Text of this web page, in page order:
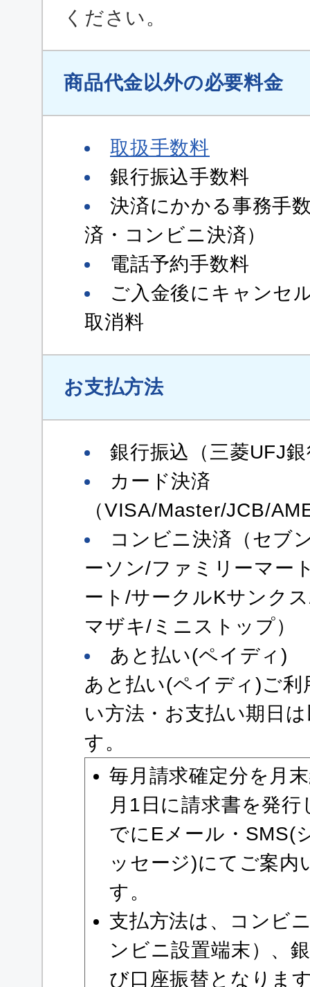
ください。
商品代金以外の必要料金
取扱手数料
銀行振込手数料
決済にかかる事務手
済・コンビニ決済）
電話予約手数料
ご入金後にキャンセ
取消料
お支払方法
銀行振込（三菱UFJ
カード決済
（VISA/Master/JCB/
コンビニ決済（セブ
ーソン/ファミリーマー
ート/サークルKサンク
マザキ/ミニストップ）
あと払い(ペイディ)
あと払い(ペイディ)ご利
い方法・お支払い期日
す。
毎月請求確定分を月
月1日に請求書を発行
でにEメール・SMS(
ッセージ)にてご案内
す。
支払方法は、コンビ
ンビニ設置端末）、
び口座振替となりま